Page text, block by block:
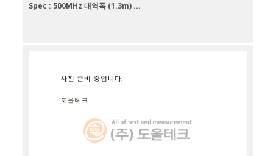
Spec : 500MHz 대역폭 (1.3m) ...